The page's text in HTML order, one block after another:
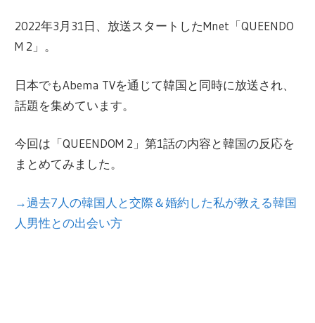
業をサポート。広告代理店勤務を経て、2012
年から韓国Mnetにて、M COUNTDONWやMAM
幅広い形で日韓文化交流にかかわっている。
2022年3月31日、放送スタートしたMnet「QUEENDO
M 2」。
日本でもAbema TVを通じて韓国と同時に放送され、
話題を集めています。
今回は「QUEENDOM 2」第1話の内容と韓国の反応を
まとめてみました。
→過去7人の韓国人と交際＆婚約した私が教える韓国
人男性との出会い方